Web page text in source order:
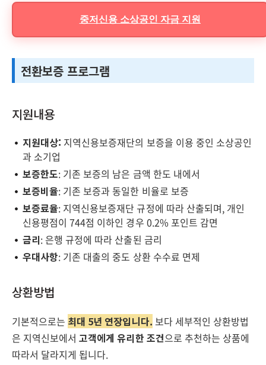
중저신용 소상공인 자금 지원
전환보증 프로그램
지원내용
지원대상: 지역신용보증재단의 보증을 이용 중인 소상공인
과 소기업
보증한도: 기존 보증의 남은 금액 한도 내에서
보증비율: 기존 보증과 동일한 비율로 보증
보증료율: 지역신용보증재단 규정에 따라 산출되며, 개인
신용평점이 744점 이하인 경우 0.2% 포인트 감면
금리: 은행 규정에 따라 산출된 금리
우대사항: 기존 대출의 중도 상환 수수료 면제
상환방법
기본적으로는 최대 5년 연장입니다. 보다 세부적인 상환방법
은 지역신보에서고객에게 유리한 조건으로 추천하는 상품에
따라서 달라지게 됩니다.